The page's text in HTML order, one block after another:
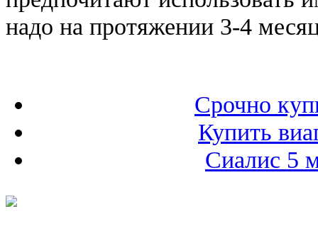
надо на протяжении 3-4
Срочно
Купить
Сиалис 5